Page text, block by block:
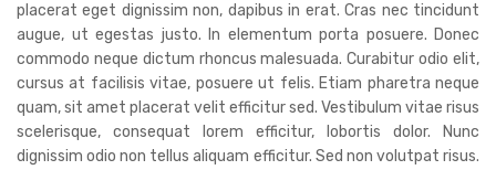
placerat eget dignissim non, dapibus in erat. Cras nec tincidunt
augue, ut egestas justo. In elementum porta posuere. Donec
commodo neque dictum rhoncus malesuada. Curabitur odio elit,
cursus at facilisis vitae, posuere ut felis. Etiam pharetra neque
quam, sit amet placerat velit efficitur sed. Vestibulum vitae risus
scelerisque, consequat lorem efficitur, lobortis dolor. Nunc
dignissim odio non tellus aliquam efficitur. Sed non volutpat risus.